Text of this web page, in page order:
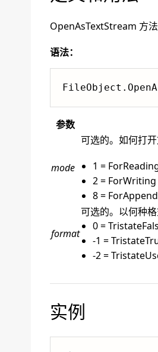
OpenAsTextStream 方
语法：
参数
mode
可选的。如何打
1 =
2 = ForWriting
8 =
format
可选的。以何种
0 =
-1 =
-2 =
实例